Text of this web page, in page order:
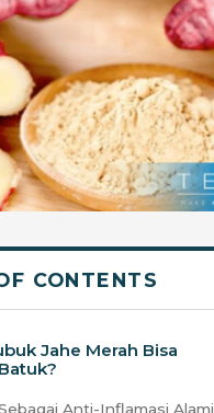
CONTENTS
Jahe Merah Bisa
Anti-Inflamasi Alami